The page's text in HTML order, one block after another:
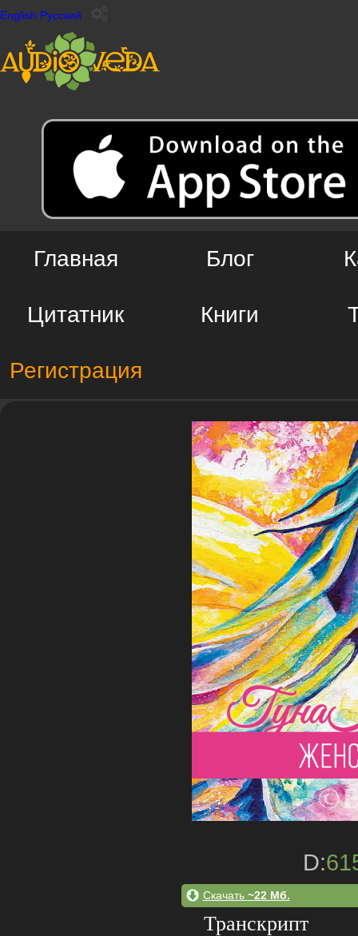
English Русский
Главная Блог
Цитатник Книги
Регистрация
D:
Скачать ~22 Мб.
Транскрипт